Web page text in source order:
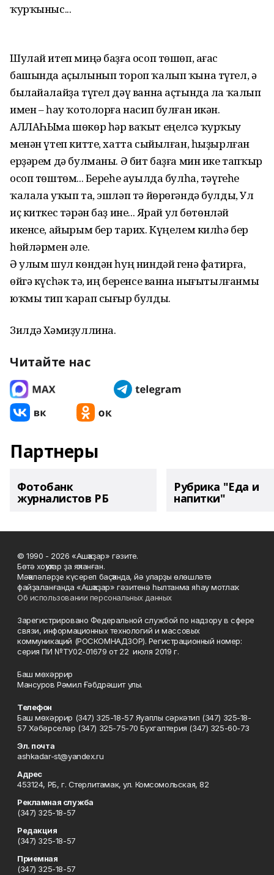
ҡурҡыныс...
Шулай итеп миңә баҙға осоп төшөп, ағас
башында аҫылынып тороп ҡалып ҡына түгел, ә
былайалайҙа түгел дәү ванна аҫтында ла ҡалып
имен – һау ҡотолорға насип булған икән.
АЛЛАҺЫма шөкөр һәр ваҡыт еңелсә ҡурҡыу
менән үтеп китте, хатта сыйылған, һыҙырлған
ерҙәрем дә булманы. Ә бит баҙға мин ике тапҡыр
осоп төштөм... Береһе ауылда булһа, тәүгеһе
ҡалала уҡып та, эшләп тә йөрөгәндә булды, Ул
иҫ киткес тәрән баҙ ине... Ярай ул бөтөнләй
икенсе, айырым бер тарих. Күңелем килһә бер
һөйләрмен әле.
Ә улым шул көндән һуң ниндәй генә фатирға,
өйгә күсһәк тә, иң беренсе ванна нығытылғанмы
юҡмы тип ҡарап сығыр булды.
Зилдә Хәмиҙуллина.
Читайте нас
Партнеры
Фотобанк
журналистов РБ
Рубрика "Еда и
напитки"
© 1990 - 2026 «Ашҡаҙар» гәзите.
Бөтә хоҡуҡтар ҙа яҡланған.
Мәҡәләләрҙе күсереп баҫҡанда, йә уларҙы өлөшләтә
файҙаланғанда «Ашҡаҙар» гәзитенә һылтанма яһау мотлаҡ.
Об использовании персональных данных
Зарегистрировано Федеральной службой по надзору в сфере
связи, информационных технологий и массовых
коммуникаций (РОСКОМНАДЗОР). Регистрационный номер:
серия ПИ №ТУ02-01679 от 22 июля 2019 г.
Баш мөхәррир
Мансуров Рәмил Ғәбдрәшит улы.
Телефон
Баш мөхәррир (347) 325-18-57 Яуаплы сәркәтип (347) 325-18-
57 Хәбәрселәр (347) 325-75-70 Бухгалтерия (347) 325-60-73
Эл. почта
ashkadar-st@yandex.ru
Адрес
453124, РБ, г. Стерлитамак, ул. Комсомольская, 82
Рекламная служба
(347) 325-18-57
Редакция
(347) 325-18-57
Приемная
(347) 325-18-57